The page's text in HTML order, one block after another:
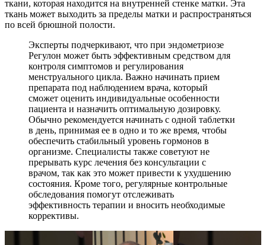
ткани, которая находится на внутренней стенке матки. Эта
ткань может выходить за пределы матки и распространяться
по всей брюшной полости.
Эксперты подчеркивают, что при эндометриозе
Регулон может быть эффективным средством для
контроля симптомов и регулирования
менструального цикла. Важно начинать прием
препарата под наблюдением врача, который
сможет оценить индивидуальные особенности
пациента и назначить оптимальную дозировку.
Обычно рекомендуется начинать с одной таблетки
в день, принимая ее в одно и то же время, чтобы
обеспечить стабильный уровень гормонов в
организме. Специалисты также советуют не
прерывать курс лечения без консультации с
врачом, так как это может привести к ухудшению
состояния. Кроме того, регулярные контрольные
обследования помогут отслеживать
эффективность терапии и вносить необходимые
коррективы.